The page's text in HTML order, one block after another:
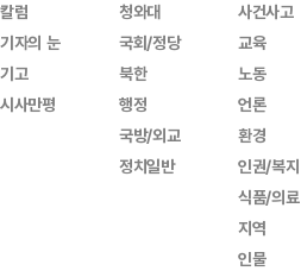
칼럼
기자의 눈
기고
시사만평
청와대
국회/정당
북한
행정
국방/외교
정치일반
사건사고
교육
노동
언론
환경
인권/복지
식품/의료
지역
인물